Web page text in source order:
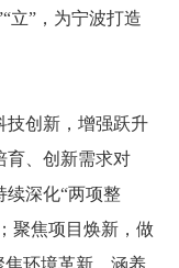
立”，为宁波打造
技创新，增强跃升
育、创新需求对
续深化“两项整
聚焦项目焕新，做
焦环境革新，涵养